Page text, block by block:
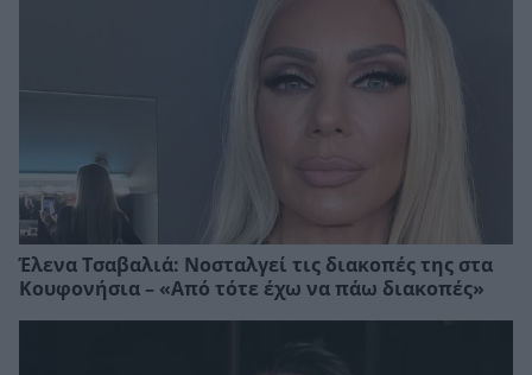
Έλενα Τσαβαλιά: Νοσταλγεί τις διακοπές της στα
Κουφονήσια – «Από τότε έχω να πάω διακοπές»